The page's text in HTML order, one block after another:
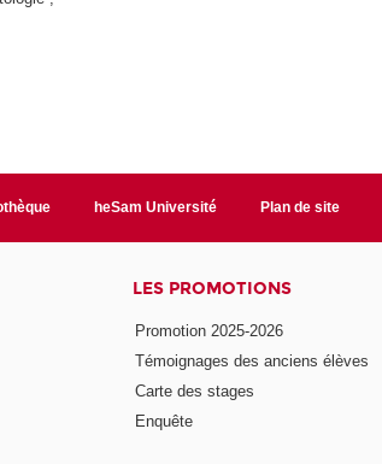
heSam Université Plan de site
LES PROMOTIONS
Promotion 2025-2026
Témoignages des anciens élèves
Carte des stages
Enquête